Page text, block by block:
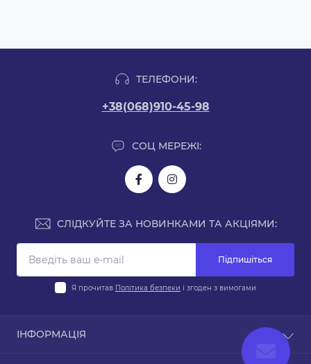
ТЕЛЕФОНИ:
+38(068)910-45-98
СОЦ МЕРЕЖІ:
СЛІДКУЙТЕ ЗА НОВИНКАМИ ТА АКЦІЯМИ:
Підпишіться
Я прочитав Політика безпеки і згоден з вимогами
ІНФОРМАЦІЯ